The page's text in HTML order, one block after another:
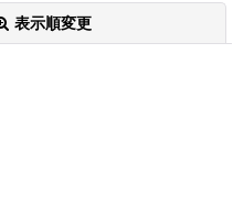
表示順変更